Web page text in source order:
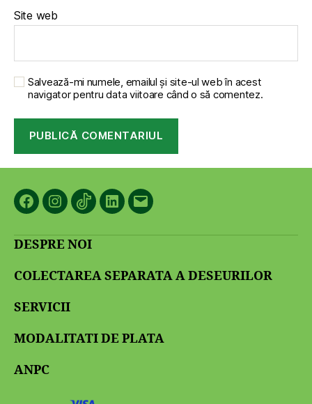
Site web
Salvează-mi numele, emailul și site-ul web în acest
navigator pentru data viitoare când o să comentez.
FacebookInstagram
TikTokLinkedIn
Email
DESPRE NOI
COLECTAREA SEPARATA A DESEURILOR
SERVICII
MODALITATI DE PLATA
ANPC